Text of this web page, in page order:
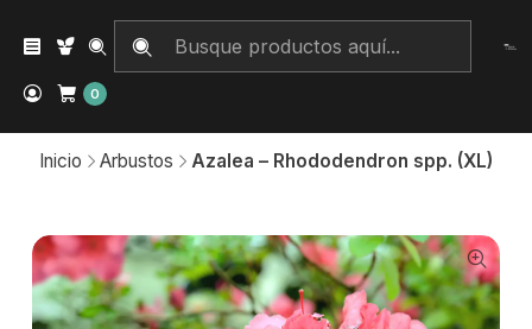
0
Inicio Arbustos Azalea – Rhododendron spp. (XL)